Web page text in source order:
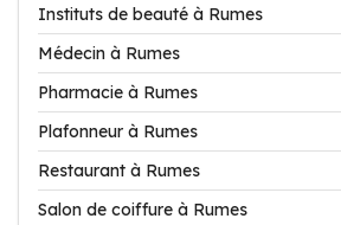
Instituts de beauté à Rumes
Médecin à Rumes
Pharmacie à Rumes
Plafonneur à Rumes
Restaurant à Rumes
Salon de coiffure à Rumes